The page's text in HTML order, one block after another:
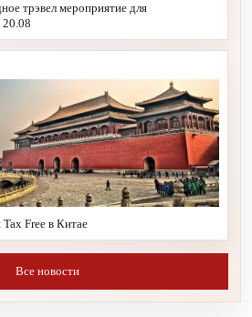
трэвел мероприятие для
20.08
Free в Китае
Все новости